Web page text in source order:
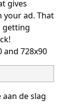
gives
your ad. That
getting
and 728x90
de slag